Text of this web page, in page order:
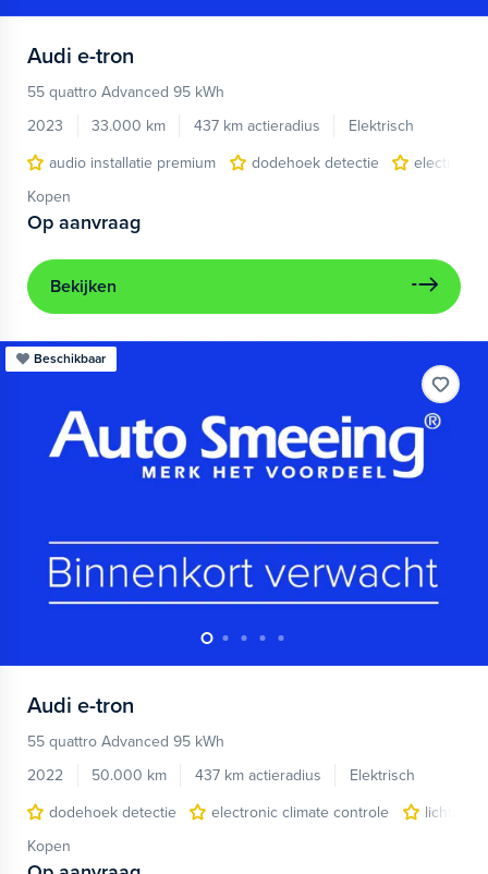
Audi e-tron
55 quattro Advanced 95 kWh
2023
33.000 km 437 km actieradius
Elektrisch
audio installatie premium
dodehoek detectie
electronic
Kopen
Op aanvraag
Bekijken
Beschikbaar
Audi e-tron
55 quattro Advanced 95 kWh
2022
50.000 km 437 km actieradius
Elektrisch
dodehoek detectie
electronic climate controle
Kopen